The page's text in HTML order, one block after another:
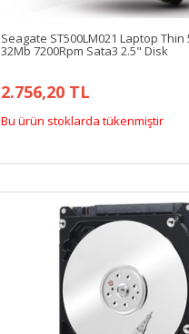
Seagate ST500LM021 Laptop Thin
32Mb 7200Rpm Sata3 2.5" Disk
2.756,20 TL
Bu ürün stoklarda tükenmiştir